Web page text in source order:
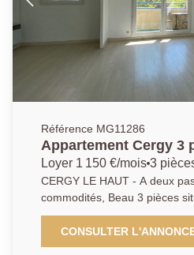
Référence MG11286
Appartement Cergy 3
Loyer 1 150 €/mois 3
CERGY LE HAUT - A deux
commodités, Beau 3 pièces
d'une résidence sécurisée
entrée, séjour double ouvrant
chambres, salle de bains et
CONSULTER